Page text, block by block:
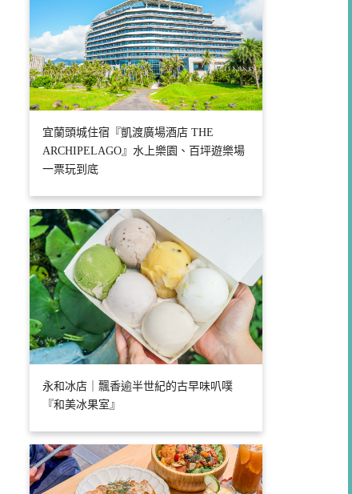
宜蘭頭城住宿『凱渡廣場酒店 THE
ARCHIPELAGO』水上樂園、百坪遊樂場
一票玩到底
永和冰店｜飄香逾半世紀的古早味叭噗
『和美冰果室』